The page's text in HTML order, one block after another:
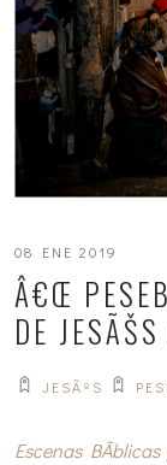
08 ENE 2019
Â€Œ
DE
JESÃºS
Escenas